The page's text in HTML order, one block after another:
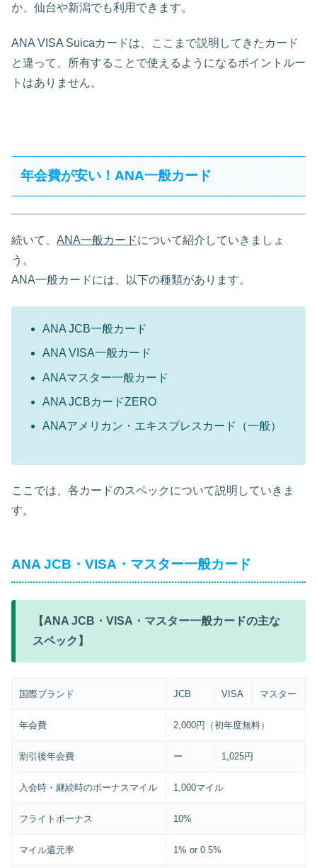
か、仙台や新潟でも利用できます。
ANA VISA Suicaカードは、ここまで説明してきたカード
と違って、所有することで使えるようになるポイントルー
トはありません。
年会費が安い！ANA一般カード
続いて、 ANA一般カードについて紹介していきましょ
う。
ANA一般カードには、以下の種類があります。
ANA JCB一般カード
ANA VISA一般カード
ANAマスター一般カード
ANA JCBカードZERO
ANAアメリカン・エキスプレスカード（一般）
ここでは、各カードのスペックについて説明していきま
す。
ANA JCB・VISA・マスター一般カード
【ANA JCB・VISA・マスター一般カードの主な
スペック】
国際ブランド JCB VISA マスター
年会費 2,000円（初年度無料）
割引後年会費 ー 1,025円
入会時・継続時のボーナスマイル 1,000マイル
フライトボーナス 10%
マイル還元率 1% or 0.5%